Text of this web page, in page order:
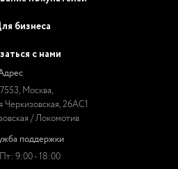
бизнеса
с нами
Москва,
Черкизовская, 26АС1
/ Локомотив
поддержки
9:00 - 18:00